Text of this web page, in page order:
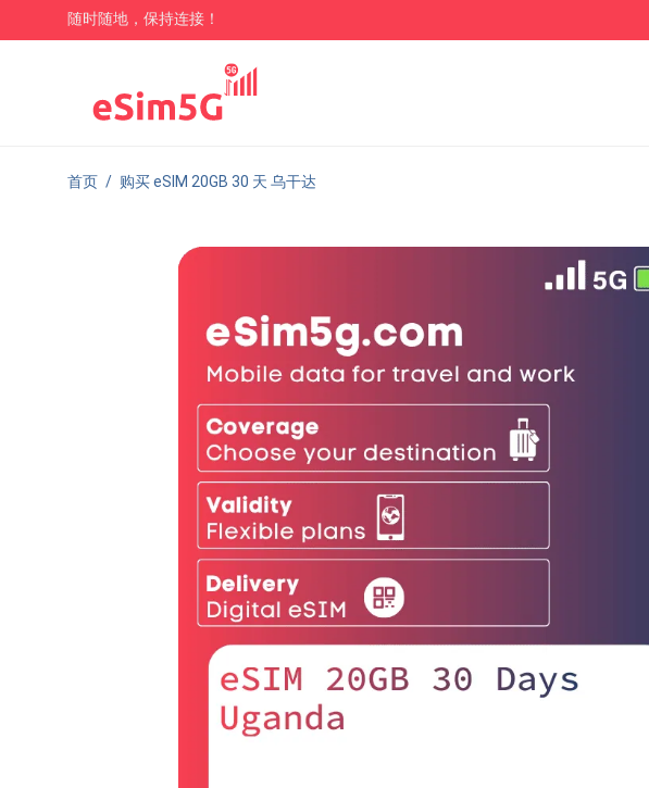
随时随地，保持连接！
首页 / 购买 eSIM 20GB 30 天 乌干达